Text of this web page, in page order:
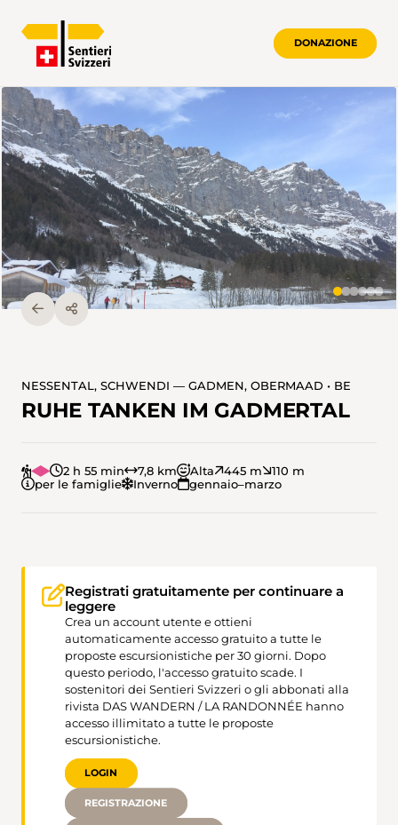
DONAZIONE
NESSENTAL, SCHWENDI — GADMEN, OBERMAAD • BE
RUHE TANKEN IM GADMERTAL
2 h 55 min 7,8 km Alta 445 m
110 m
per le famiglie
Inverno gennaio–marzo
Registrati gratuitamente per continuare a
leggere
Crea un account utente e ottieni
automaticamente accesso gratuito a tutte le
proposte escursionistiche per 30 giorni. Dopo
questo periodo, l'accesso gratuito scade. I
sostenitori dei Sentieri Svizzeri o gli abbonati alla
rivista DAS WANDERN / LA RANDONNÉE hanno
accesso illimitato a tutte le proposte
escursionistiche.
LOGIN
REGISTRAZIONE